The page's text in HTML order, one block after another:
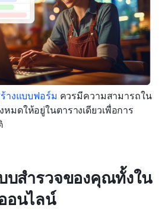
างแบบฟอร์ม ควรมีความสามารถใน
มดให้อยู่ในตารางเดียวเพื่อการ
บสำรวจของคุณทั้งใน
อนไลน์